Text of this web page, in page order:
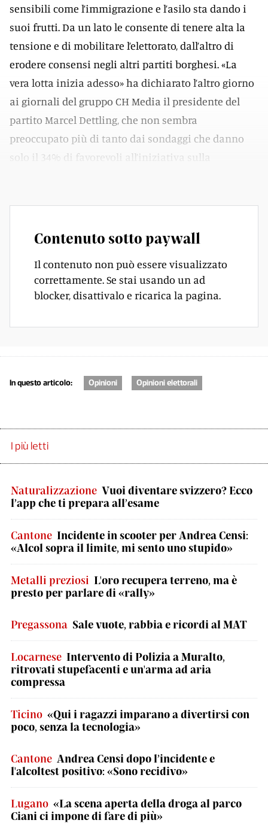
sensibili come l’immigrazione e l’asilo sta dando i
suoi frutti. Da un lato le consente di tenere alta la
tensione e di mobilitare l’elettorato, dall’altro di
erodere consensi negli altri partiti borghesi. «La
vera lotta inizia adesso» ha dichiarato l’altro giorno
ai giornali del gruppo CH Media il presidente del
partito Marcel Dettling, che non sembra
preoccupato più di tanto dai sondaggi che danno
solo il 34% di favorevoli all’iniziativa sulla
Contenuto sotto paywall
Il contenuto non può essere visualizzato
correttamente. Se stai usando un ad
blocker, disattivalo e ricarica la pagina.
In questo articolo: Opinioni Opinioni elettorali
I più letti
Naturalizzazione Vuoi diventare svizzero? Ecco
l’app che ti prepara all’esame
Cantone Incidente in scooter per Andrea Censi:
«Alcol sopra il limite, mi sento uno stupido»
Metalli preziosi L'oro recupera terreno, ma è
presto per parlare di «rally»
Pregassona Sale vuote, rabbia e ricordi al MAT
Locarnese Intervento di Polizia a Muralto,
ritrovati stupefacenti e un'arma ad aria
compressa
Ticino «Qui i ragazzi imparano a divertirsi con
poco, senza la tecnologia»
Cantone Andrea Censi dopo l’incidente e
l'alcoltest positivo: «Sono recidivo»
Lugano «La scena aperta della droga al parco
Ciani ci impone di fare di più»